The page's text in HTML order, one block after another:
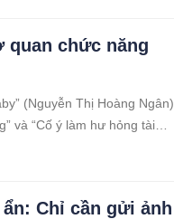
quan chức năng
(Nguyễn Thị Hoàng Ngân)
và “Cố ý làm hư hỏng tài
Chỉ cần gửi ảnh